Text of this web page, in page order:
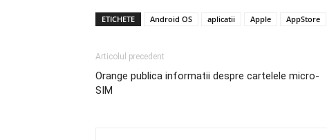
ETICHETE Android OS aplicatii Apple AppStore
Articolul precedent
Orange publica informatii despre cartelele micro-
SIM